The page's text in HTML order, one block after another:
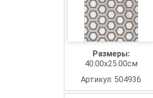
Размеры:
40.00x25.00см
Артикул: 504936